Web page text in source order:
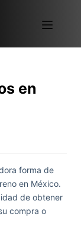
en
forma de
en México.
de obtener
compra o